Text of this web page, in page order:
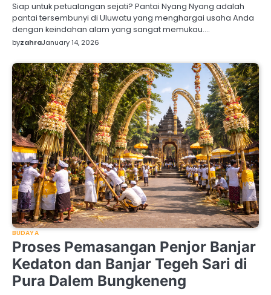
Siap untuk petualangan sejati? Pantai Nyang Nyang adalah
pantai tersembunyi di Uluwatu yang menghargai usaha Anda
dengan keindahan alam yang sangat memukau.…
byzahraJanuary 14, 2026
BUDAYA
Proses Pemasangan Penjor Banjar
Kedaton dan Banjar Tegeh Sari di
Pura Dalem Bungkeneng